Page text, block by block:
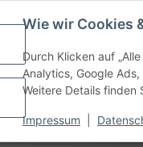
Wie wir Cookies
Durch Klicken auf
Analytics, Google
Weitere Details finden
Impressum